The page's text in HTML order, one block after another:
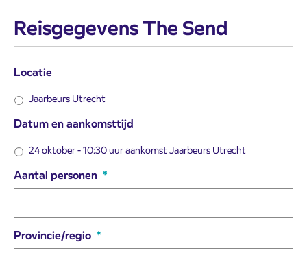
Reisgegevens The Send
Locatie
Jaarbeurs Utrecht
Datum en aankomsttijd
24 oktober - 10:30 uur aankomst Jaarbeurs Utrecht
Aantal personen *
Provincie/regio *